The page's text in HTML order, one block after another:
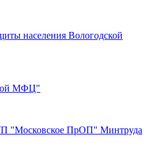
населения Вологодской
МФЦ"
"Московское ПрОП" Минтруда